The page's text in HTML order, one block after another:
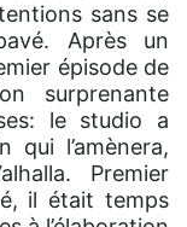
sans se
Après un
épisode de
surprenante
le studio a
qui l’amènera,
Premier
il était temps